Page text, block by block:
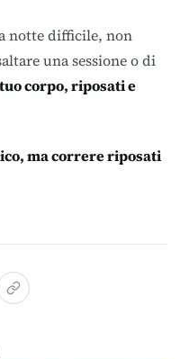
notte difficile, non
una sessione o di
corpo, riposati e
ma correre riposati